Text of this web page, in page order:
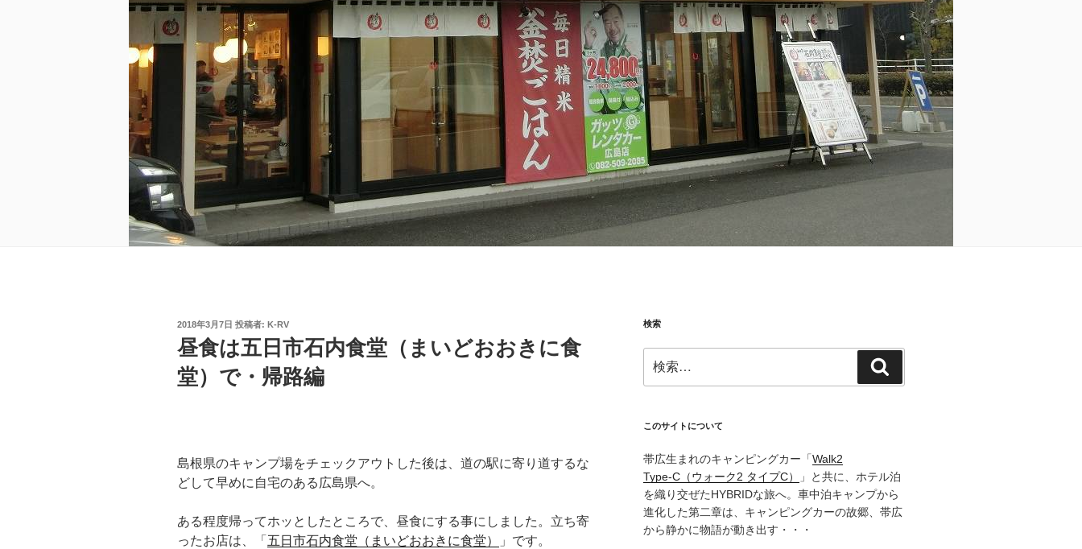
投
稿
日:
2018年3月7日 投稿者: K-RV
昼食は五日市石内食堂（まいどおおきに食
堂）で・帰路編
島根県のキャンプ場をチェックアウトした後は、道の駅に寄り道するな
どして早めに自宅のある広島県へ。
ある程度帰ってホッとしたところで、昼食にする事にしました。立ち寄
ったお店は、「 五日市石内食堂（まいどおおきに食堂） 」です。
検索
索:
索
このサイトについて
帯広生まれのキャンピングカー「Walk2
Type‑C（ウォーク2 タイプC）
」と共に、ホテル泊
を織り交ぜたHYBRIDな旅へ。車中泊キャンプから
進化した第二章は、キャンピングカーの故郷、帯広
から静かに物語が動き出す・・・